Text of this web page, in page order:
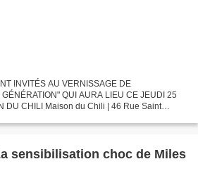
INVITÉS AU VERNISSAGE DE
QUI AURA LIEU CE JEUDI 25
DU CHILI Maison du Chili | 46 Rue Saint
sensibilisation choc de Miles